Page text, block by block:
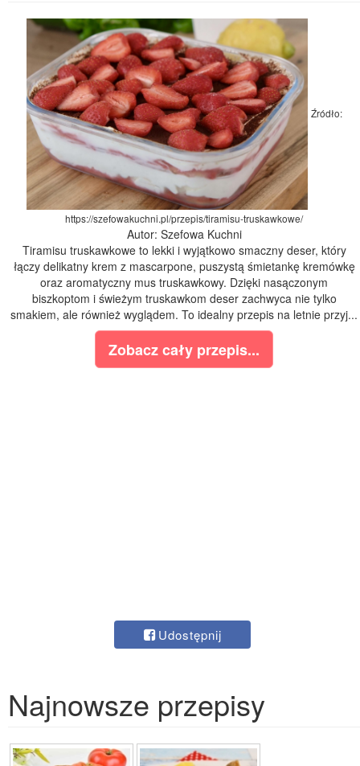
Źródło:
https://szefowakuchni.pl/przepis/tiramisu-truskawkowe/
Autor: Szefowa Kuchni
Tiramisu truskawkowe to lekki i wyjątkowo smaczny deser, który
łączy delikatny krem z mascarpone, puszystą śmietankę kremówkę
oraz aromatyczny mus truskawkowy. Dzięki nasączonym
biszkoptom i świeżym truskawkom deser zachwyca nie tylko
smakiem, ale również wyglądem. To idealny przepis na letnie przyj...
Zobacz cały przepis...
Udostępnij
Najnowsze przepisy